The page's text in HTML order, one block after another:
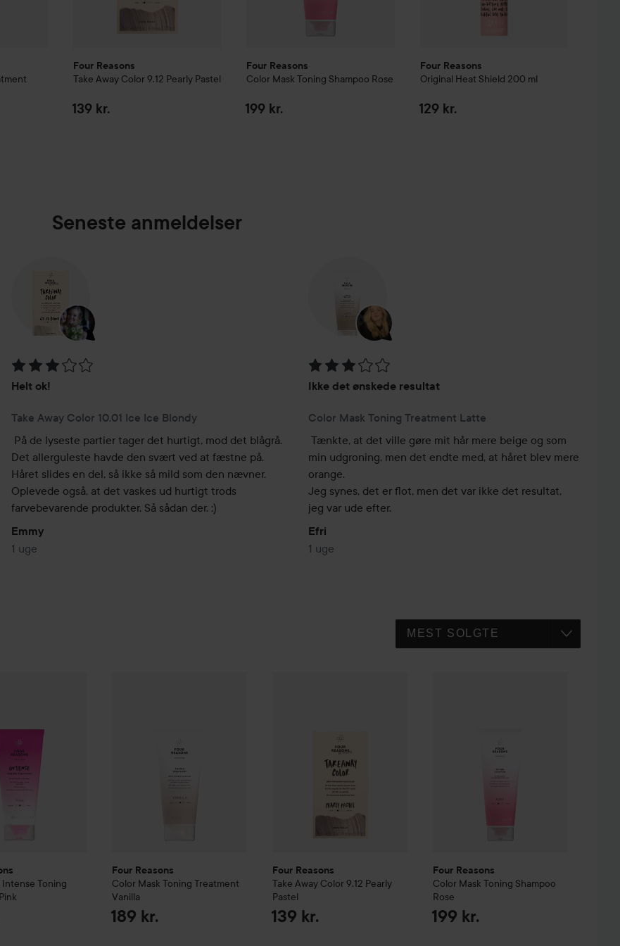
Four Reasons
Take Away Color 9.12 Pearly Pastel
139 kr.
Four Reasons
Color Mask Toning Shampoo Rose
199 kr.
Four Reasons
Original Heat Shield 200 ml
129 kr.
Seneste anmeldelser
Bedømmelse: 3 ud af 5
Helt ok!
Take Away Color 10.01 Ice Ice Blondy
På de lyseste partier tager det hurtigt, mod det blågrå.
Det allerguleste havde den svært ved at fæstne på.
Håret slides en del, så ikke så mild som den nævner.
Oplevede også, at det vaskes ud hurtigt trods
farvebevarende produkter. Så sådan der. :)
Emmy
1 uge
Bedømmelse: 3 ud af 5
Ikke det ønskede resultat
Color Mask Toning Treatment Latte
Tænkte, at det ville gøre mit hår mere beige og som
min udgroning, men det endte med, at håret blev mere
orange.
Jeg synes, det er flot, men det var ikke det resultat,
jeg var ude efter.
Efri
1 uge
Toning
Pink
Four Reasons
Color Mask Toning Treatment
Vanilla
189 kr.
Four Reasons
Take Away Color 9.12 Pearly
Pastel
139 kr.
Four Reasons
Color Mask Toning Shampoo
Rose
199 kr.